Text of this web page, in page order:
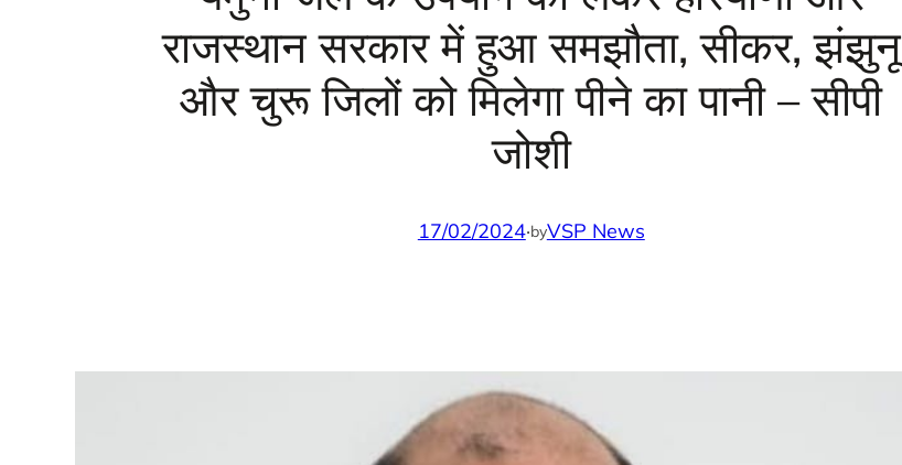
राजस्थान सरकार में हुआ समझौता, सीकर, झंझुनू
और चुरू जिलों को मिलेगा पीने का पानी – सीपी
जोशी
17/02/2024·byVSP News